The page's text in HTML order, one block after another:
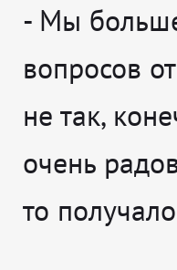
- Мы
вопросов
не так,
очень
то